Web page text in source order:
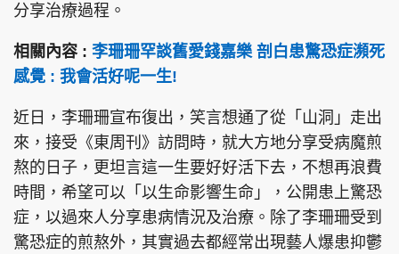
分享治療過程。
相關內容 : 李珊珊罕談舊愛錢嘉樂 剖白患驚恐症瀕死
感覺 : 我會活好呢一生!
近日，李珊珊宣布復出，笑言想通了從「山洞」走出
來，接受《東周刊》訪問時，就大方地分享受病魔煎
熬的日子，更坦言這一生要好好活下去，不想再浪費
時間，希望可以「以生命影響生命」，公開患上驚恐
症，以過來人分享患病情況及治療。除了李珊珊受到
驚恐症的煎熬外，其實過去都經常出現藝人爆患抑鬱